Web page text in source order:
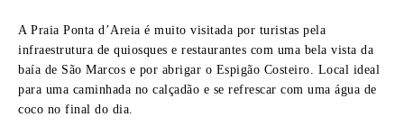
A Praia Ponta d’Areia é muito visitada por turistas pela
infraestrutura de quiosques e restaurantes com uma bela vista da
baía de São Marcos e por abrigar o Espigão Costeiro. Local ideal
para uma caminhada no calçadão e se refrescar com uma água de
coco no final do dia.